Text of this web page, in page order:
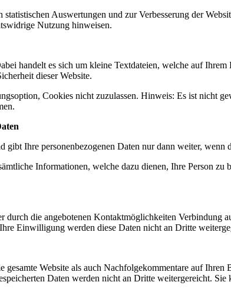
Auswertungen und zur Verbesserung der
Nutzung hinweisen.
handelt es sich um kleine Textdateien, welche auf
dieser Website.
Cookies nicht zuzulassen. Hinweis: Es ist nicht
gibt Ihre personenbezogenen Daten nur dann weiter,
Informationen, welche dazu dienen, Ihre Person
durch die angebotenen Kontaktmöglichkeiten
Einwilligung werden diese Daten nicht an Dritte
gesamte Website als auch Nachfolgekommentare auf
Daten werden nicht an Dritte weitergereicht. Sie